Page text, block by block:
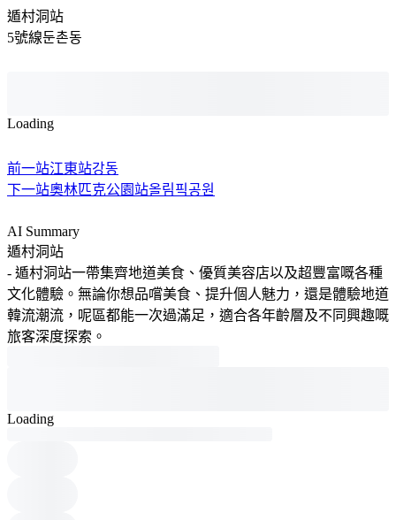
遁村洞站
5號線둔촌동
Loading
前一站江東站강동
下一站奧林匹克公園站올림픽공원
AI Summary
遁村洞站
- 遁村洞站一帶集齊地道美食、優質美容店以及超豐富嘅各種
文化體驗。無論你想品嚐美食、提升個人魅力，還是體驗地道
韓流潮流，呢區都能一次過滿足，適合各年齡層及不同興趣嘅
旅客深度探索。
Loading